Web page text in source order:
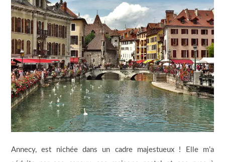
Annecy, est nichée dans un cadre majestueux ! Elle m’a